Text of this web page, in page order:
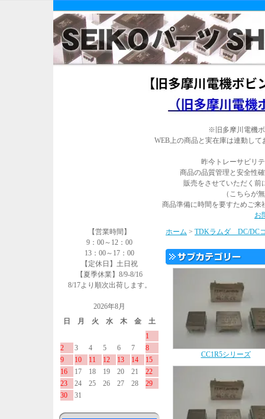
※旧多摩川電機
WEB上の商品と実在庫は連動し
昨今トレーサビリ
商品の品質管理と安全性
販売をさせていただく前
（こちらが
商品準備に時間を要すためご来
お
【営業時間】
9：00～12：00
13：00～17：00
【定休日】土日祝
【夏季休業】8/9-8/16
8/17より順次出荷します。
2026年8月
日
月 火 水 木 金
土
1
2
3 4 5 6 7
8
9
10 11 12 13 14
15
16
17 18 19 20 21
22
23
24 25 26 27 28
29
30
31
ホーム > TDKラムダ DC/DC
CC1R5シリーズ